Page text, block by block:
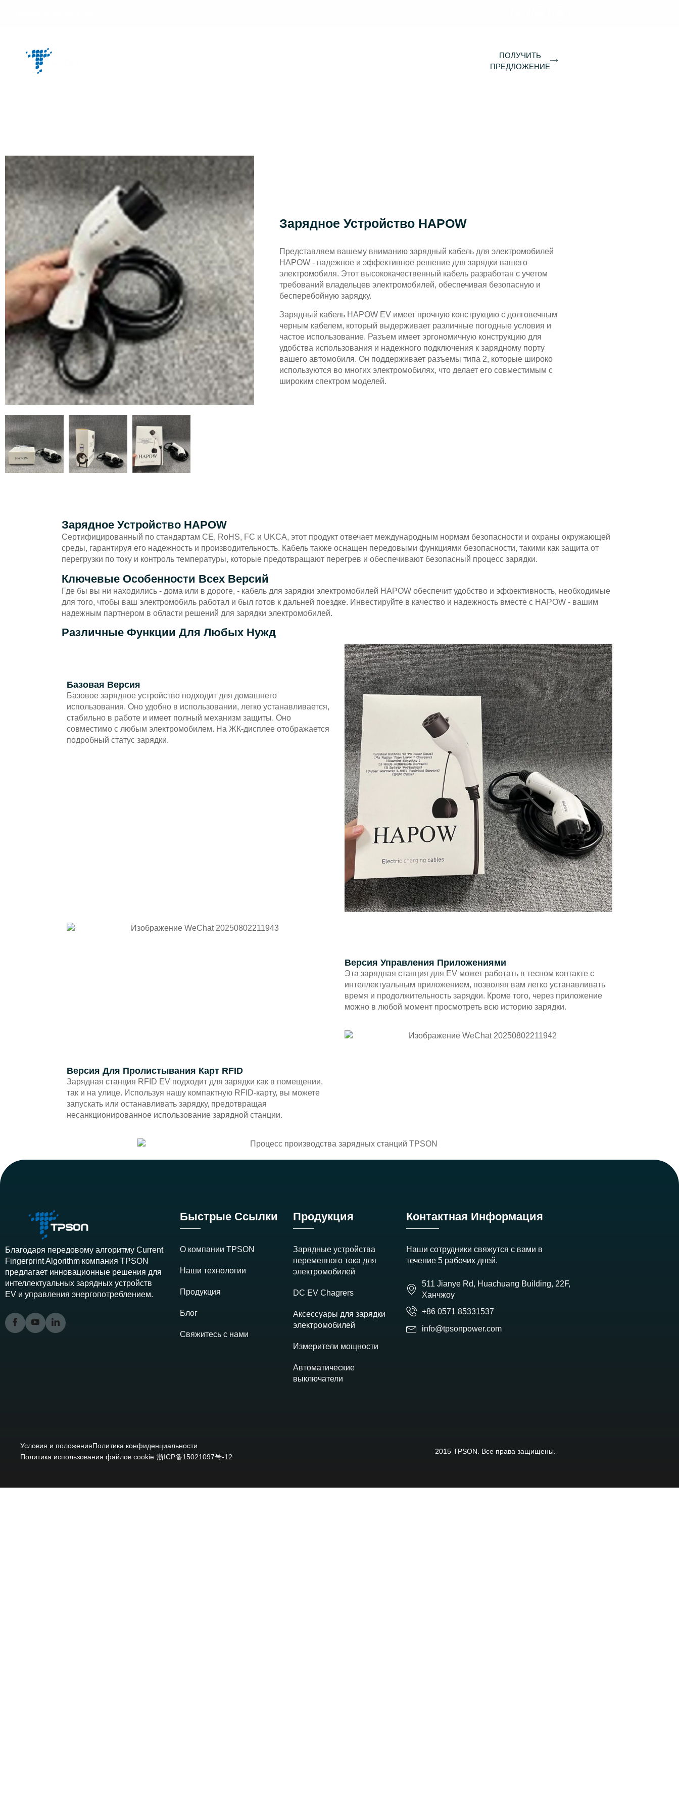
ПОЛУЧИТЬ
ПРЕДЛОЖЕНИЕ
Зарядное Устройство HAPOW
Представляем вашему вниманию зарядный кабель для электромобилей
HAPOW - надежное и эффективное решение для зарядки вашего
электромобиля. Этот высококачественный кабель разработан с учетом
требований владельцев электромобилей, обеспечивая безопасную и
бесперебойную зарядку.
Зарядный кабель HAPOW EV имеет прочную конструкцию с долговечным
черным кабелем, который выдерживает различные погодные условия и
частое использование. Разъем имеет эргономичную конструкцию для
удобства использования и надежного подключения к зарядному порту
вашего автомобиля. Он поддерживает разъемы типа 2, которые широко
используются во многих электромобилях, что делает его совместимым с
широким спектром моделей.
Зарядное Устройство HAPOW
Сертифицированный по стандартам CE, RoHS, FC и UKCA, этот продукт отвечает международным нормам безопасности и охраны окружающей
среды, гарантируя его надежность и производительность. Кабель также оснащен передовыми функциями безопасности, такими как защита от
перегрузки по току и контроль температуры, которые предотвращают перегрев и обеспечивают безопасный процесс зарядки.
Ключевые Особенности Всех Версий
Где бы вы ни находились - дома или в дороге, - кабель для зарядки электромобилей HAPOW обеспечит удобство и эффективность, необходимые
для того, чтобы ваш электромобиль работал и был готов к дальней поездке. Инвестируйте в качество и надежность вместе с HAPOW - вашим
надежным партнером в области решений для зарядки электромобилей.
Различные Функции Для Любых Нужд
Базовая Версия
Базовое зарядное устройство подходит для домашнего
использования. Оно удобно в использовании, легко устанавливается,
стабильно в работе и имеет полный механизм защиты. Оно
совместимо с любым электромобилем. На ЖК-дисплее отображается
подробный статус зарядки.
Версия Управления Приложениями
Эта зарядная станция для EV может работать в тесном контакте с
интеллектуальным приложением, позволяя вам легко устанавливать
время и продолжительность зарядки. Кроме того, через приложение
можно в любой момент просмотреть всю историю зарядки.
Версия Для Пролистывания Карт RFID
Зарядная станция RFID EV подходит для зарядки как в помещении,
так и на улице. Используя нашу компактную RFID-карту, вы можете
запускать или останавливать зарядку, предотвращая
несанкционированное использование зарядной станции.
Благодаря передовому алгоритму Current
Fingerprint Algorithm компания TPSON
предлагает инновационные решения для
интеллектуальных зарядных устройств
EV и управления энергопотреблением.
Быстрые Ссылки
О компании TPSON
Наши технологии
Продукция
Блог
Свяжитесь с нами
Продукция
Зарядные устройства
переменного тока для
электромобилей
DC EV Chagrers
Аксессуары для зарядки
электромобилей
Измерители мощности
Автоматические
выключатели
Контактная Информация
Наши сотрудники свяжутся с вами в
течение 5 рабочих дней.
511 Jianye Rd, Huachuang Building, 22F,
Ханчжоу
+86 0571 85331537
info@tpsonpower.com
Условия и положенияПолитика конфиденциальности
Политика использования файлов cookie 浙ICP备15021097号-12
2015 TPSON. Все права защищены.